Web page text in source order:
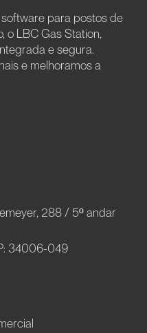
para postos de
o LBC Gas Station,
e segura.
e melhoramos a
288 / 5º andar
34006-049